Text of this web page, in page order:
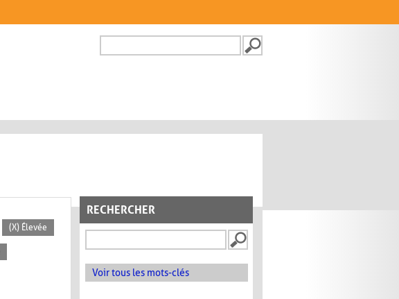
FORMULAIRE DE
RECHERCHER
Voir tous les mots-clés
(X) Élevée